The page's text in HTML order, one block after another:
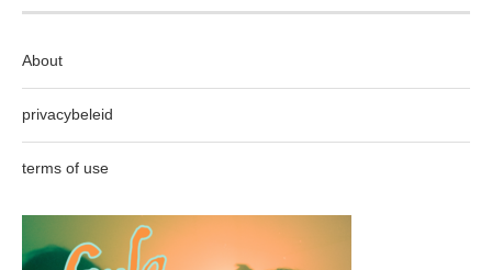
About
privacybeleid
terms of use